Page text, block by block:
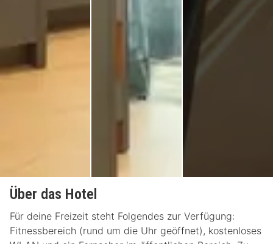
Über das Hotel
Für deine Freizeit steht Folgendes zur Verfügung:
Fitnessbereich (rund um die Uhr geöffnet), kostenloses